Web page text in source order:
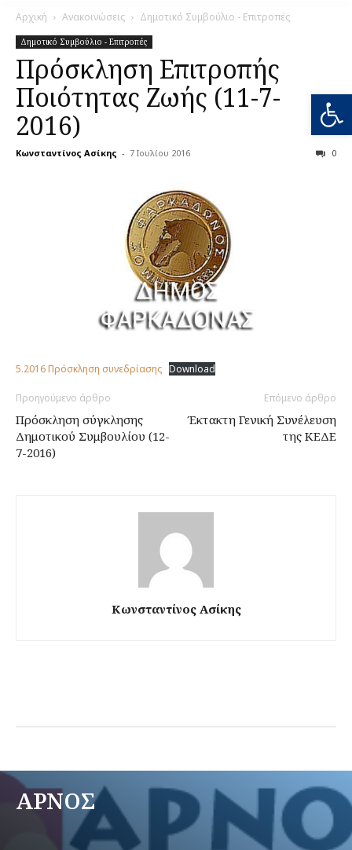
Αρχική Ανακοινώσεις Δημοτικό Συμβούλιο - Επιτροπές
Δημοτικό Συμβούλιο - Επιτροπές
Πρόσκληση Επιτροπής
Ποιότητας Ζωής (11-7-
2016)
Κωνσταντίνος Ασίκης - 7 Ιουλίου 2016 0
5.2016 Πρόσκληση συνεδρίασης Download
Προηγούμενο άρθρο
Πρόσκληση σύγκλησης
Δημοτικού Συμβουλίου (12-
7-2016)
Επόμενο άρθρο
Έκτακτη Γενική Συνέλευση
της ΚΕΔΕ
Κωνσταντίνος Ασίκης
ΑΡΝΟΣ